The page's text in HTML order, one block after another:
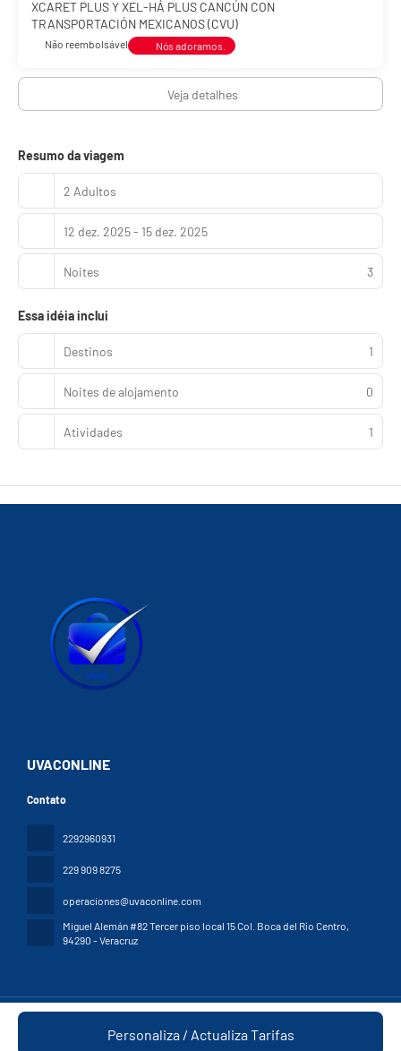
Personaliza / Actualiza Tarifas
XCARET PLUS Y XEL-HÁ PLUS CANCÚN CON
TRANSPORTACIÓN MEXICANOS (CVU)
Não reembolsável Nós adoramos.
Veja detalhes
Resumo da viagem
2 Adultos
12 dez. 2025 - 15 dez. 2025
Noites 3
Essa idéia inclui
Destinos 1
Noites de alojamento 0
Atividades 1
UVACONLINE
Contato
2292960931
229 909 8275
operaciones@uvaconline.com
Miguel Alemán #82 Tercer piso local 15 Col. Boca del Río Centro,
94290 - Veracruz
Todos os direitos reservados UVAC © 2026 Términos y Condiciones